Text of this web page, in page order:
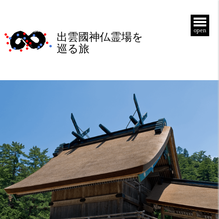
出雲國神仏霊場を
巡る旅
open